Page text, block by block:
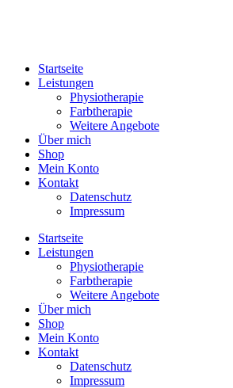
Startseite
Leistungen
Physiotherapie
Farbtherapie
Weitere Angebote
Über mich
Shop
Mein Konto
Kontakt
Datenschutz
Impressum
Startseite
Leistungen
Physiotherapie
Farbtherapie
Weitere Angebote
Über mich
Shop
Mein Konto
Kontakt
Datenschutz
Impressum